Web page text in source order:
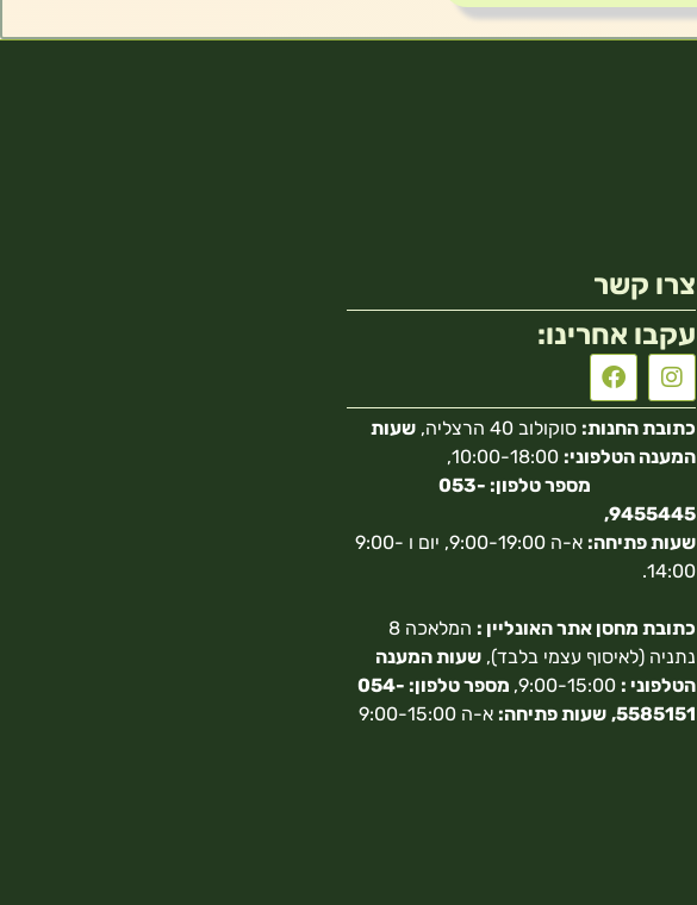
צרו קשר
עקבו אחרינו:
כתובת החנות: סוקולוב 40 הרצליה,
שעות
המענה הטלפוני:
10:00-18:00,
מספר טלפון: 053-
9455445,
שעות פתיחה:
א-ה 9:00-19:00, יום ו 9:00-
14:00.
כתובת מחסן אתר האונליין :
המלאכה 8
נתניה (לאיסוף עצמי בלבד),שעות המענה
הטלפוני : 9:00-15:00,
מספר טלפון: 054-
5585151, שעות פתיחה: א-ה 9:00-15:00